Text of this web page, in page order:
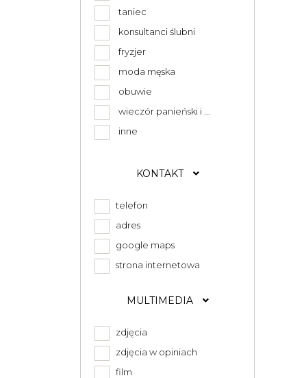
taniec
konsultanci ślubni
fryzjer
moda męska
obuwie
wieczór panieński i ...
inne
KONTAKT
telefon
adres
google maps
strona internetowa
MULTIMEDIA
zdjęcia
zdjęcia w opiniach
film